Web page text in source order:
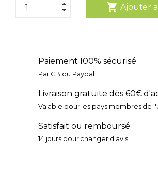
shopping_cart Ajouter
Paiement 100% sécurisé
Par CB ou Paypal
Livraison gratuite dès 60€
Valable pour les pays membres de
Satisfait ou remboursé
14 jours pour changer d'avis